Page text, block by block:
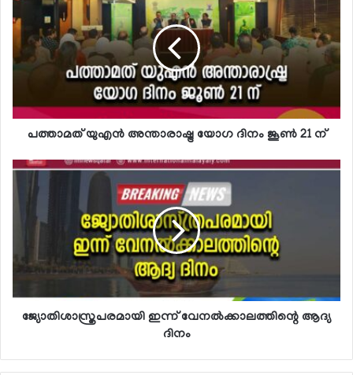
പത്താമത് യുഎന്‍ അന്താരാഷ്ട്ര യോഗ ദിനം ജൂണ്‍ 21 ന്
ജ്യോതിശാസ്ത്രപരമായി ഇന്ന് വേനല്‍ക്കാലത്തിന്റെ ആദ്യ
ദിനം